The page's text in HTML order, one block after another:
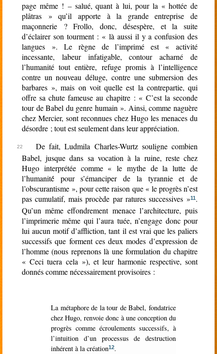
page même ! – salué, quant à lui, pour la « hottée de
plâtras » qu’il apporte à la grande entreprise de
maçonnerie ? Frollo, donc, désespère, et la suite
d’éclairer son tourment : « là aussi il y a confusion des
langues ». Le règne de l’imprimé est « activité
incessante, labeur infatigable, contour acharné de
l’humanité tout entière, refuge promis à l’intelligence
contre un nouveau déluge, contre une submersion des
barbares », mais on voit quelle est la contrepartie, qui
offre sa chute fameuse au chapitre : « C’est la seconde
tour de Babel du genre humain ». Ainsi, comme naguère
chez Mercier, sont reconnues chez Hugo les menaces du
désordre ; tout est seulement dans leur appréciation.
De fait, Ludmila Charles-Wurtz souligne combien
Babel, jusque dans sa vocation à la ruine, reste chez
Hugo interprétée comme « le mythe de la lutte de
l’humanité́ pour s’émanciper de la tyrannie et de
l’obscurantisme », pour cette raison que « le progrès n’est
pas cumulatif, mais procède par ratures successives »11.
Qu’un même effondrement menace l’architecture, puis
l’imprimerie même qui l’aura tuée, n’engage donc pour
lui aucun motif d’affliction, tant il est vrai que les paliers
successifs que forment ces deux modes d’expression de
l’homme (nous reprenons là une formulation du chapitre
« Ceci tuera cela »), et leur harmonie respective, sont
donnés comme nécessairement provisoires :
La métaphore de la tour de Babel, fondatrice
chez Hugo, renvoie donc à une conception du
progrès comme écroulements successifs, à
l’intuition d’un processus de destruction
inhérent à la création12.